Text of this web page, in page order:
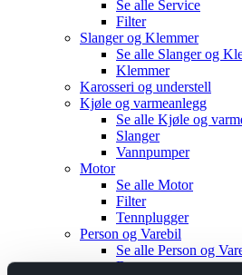
Se alle Service
Filter
Slanger og Klemmer
Se alle Slanger og
Klemmer
Karosseri og understell
Kjøle og varmeanlegg
Se alle Kjøle og
Slanger
Vannpumper
Motor
Se alle Motor
Filter
Tennplugger
Person og Varebil
Se alle Person og
Brems